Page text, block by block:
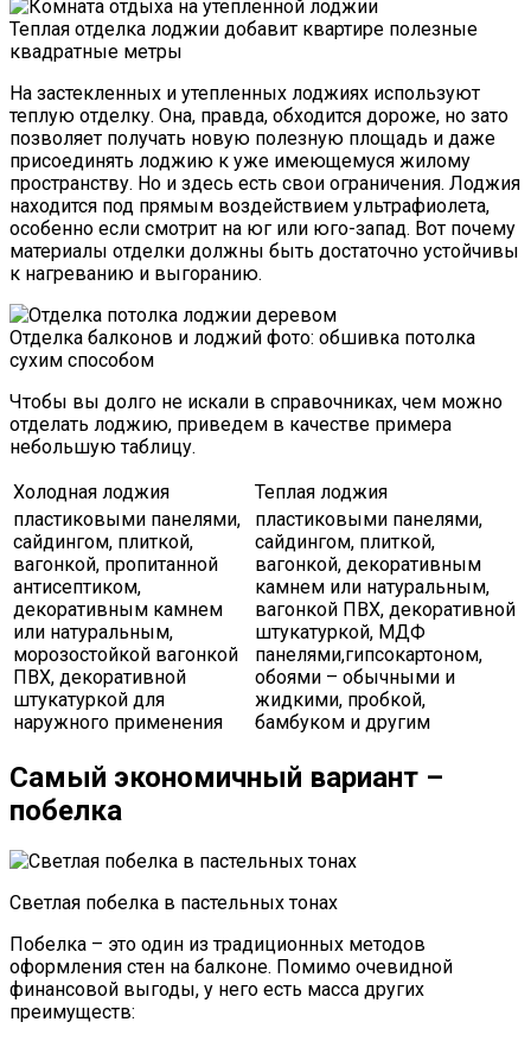
Теплая отделка лоджии добавит квартире полезные
квадратные метры
На застекленных и утепленных лоджиях используют
теплую отделку. Она, правда, обходится дороже, но зато
позволяет получать новую полезную площадь и даже
присоединять лоджию к уже имеющемуся жилому
пространству. Но и здесь есть свои ограничения. Лоджия
находится под прямым воздействием ультрафиолета,
особенно если смотрит на юг или юго-запад. Вот почему
материалы отделки должны быть достаточно устойчивы
к нагреванию и выгоранию.
Отделка балконов и лоджий фото: обшивка потолка
сухим способом
Чтобы вы долго не искали в справочниках, чем можно
отделать лоджию, приведем в качестве примера
небольшую таблицу.
Холодная лоджия
Теплая лоджия
пластиковыми панелями,
сайдингом, плиткой,
вагонкой, пропитанной
антисептиком,
декоративным камнем
или натуральным,
морозостойкой вагонкой
ПВХ, декоративной
штукатуркой для
наружного применения
пластиковыми панелями,
сайдингом, плиткой,
вагонкой, декоративным
камнем или натуральным,
вагонкой ПВХ, декоративной
штукатуркой, МДФ
панелями,гипсокартоном,
обоями – обычными и
жидкими, пробкой,
бамбуком и другим
Самый экономичный вариант –
побелка
Светлая побелка в пастельных тонах
Побелка – это один из традиционных методов
оформления стен на балконе. Помимо очевидной
финансовой выгоды, у него есть масса других
преимуществ: